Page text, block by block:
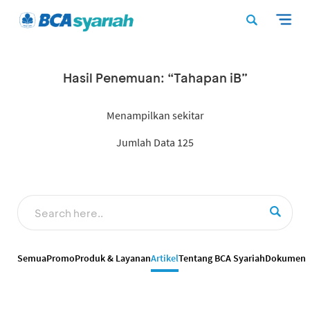
Hasil Penemuan: “Tahapan iB”
Menampilkan sekitar
Jumlah Data 125
SemuaPromoProduk & LayananArtikelTentang BCA SyariahDokumen